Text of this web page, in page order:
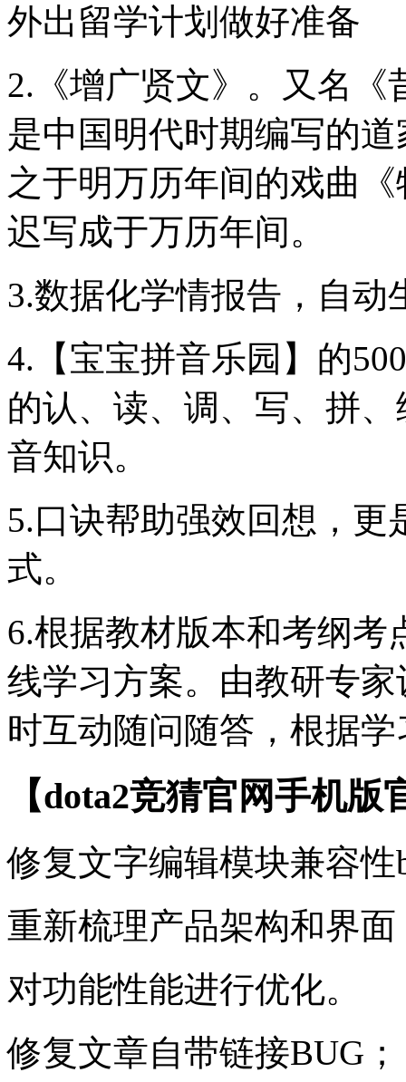
外出留学计划做好准备
2.《增广贤文》。又名
是中国明代时期编写的
之于明万历年间的戏曲
迟写成于万历年间。
3.数据化学情报告，自动
4.【宝宝拼音乐园】的
的认、读、调、写、拼
音知识。
5.口诀帮助强效回想，
式。
6.根据教材版本和考纲
线学习方案。由教研专
时互动随问随答，根据
【dota2竞猜官网手机
修复文字编辑模块兼容性
重新梳理产品架构和界面
对功能性能进行优化。
修复文章自带链接BUG；